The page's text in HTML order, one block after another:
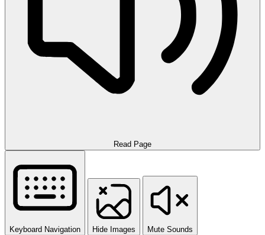
Read Page
Keyboard Navigation Hide Images Mute Sounds